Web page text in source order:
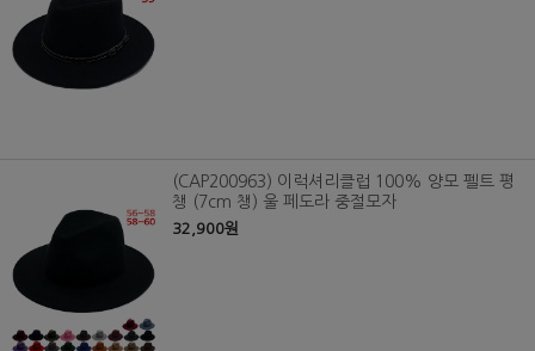
(CAP200963) 이럭셔리클럽 100% 양모 펠트 평
챙 (7cm 챙) 울 페도라 중절모자
32,900원